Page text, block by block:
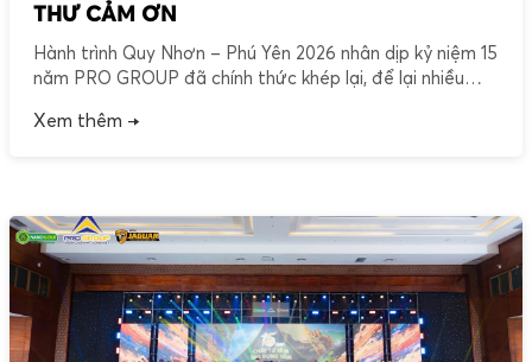
THƯ CẢM ƠN
Hành trình Quy Nhơn – Phú Yên 2026 nhân dịp kỷ niệm 15
năm PRO GROUP đã chính thức khép lại, để lại nhiều
PRO GROUP – thương hiệu sơn NANOGOLD xin gửi lời
Xem thêm →